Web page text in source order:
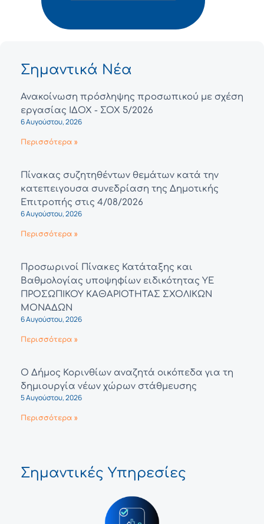
Σημαντικά Νέα
Ανακοίνωση πρόσληψης προσωπικού με σχέση
εργασίας ΙΔΟΧ - ΣΟΧ 5/2026
6 Αυγούστου, 2026
Περισσότερα »
Πίνακας συζητηθέντων θεμάτων κατά την
κατεπειγουσα συνεδρίαση της Δημοτικής
Επιτροπής στις 4/08/2026
6 Αυγούστου, 2026
Περισσότερα »
Προσωρινοί Πίνακες Κατάταξης και
Βαθμολογίας υποψηφίων ειδικότητας ΥΕ
ΠΡΟΣΩΠΙΚΟΥ ΚΑΘΑΡΙΟΤΗΤΑΣ ΣΧΟΛΙΚΩΝ
ΜΟΝΑΔΩΝ
6 Αυγούστου, 2026
Περισσότερα »
Ο Δήμος Κορινθίων αναζητά οικόπεδα για τη
δημιουργία νέων χώρων στάθμευσης
5 Αυγούστου, 2026
Περισσότερα »
Σημαντικές Υπηρεσίες